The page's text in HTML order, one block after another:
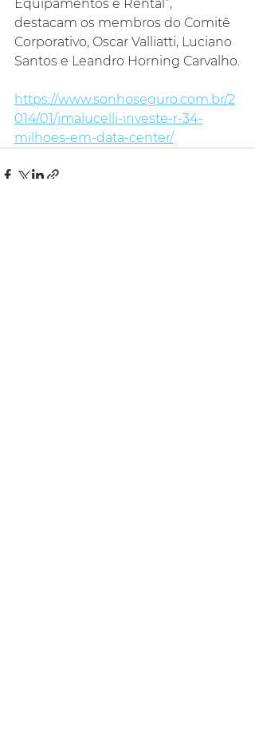
Equipamentos e Rental”,
destacam os membros do Comitê
Corporativo, Oscar Valliatti, Luciano
Santos e Leandro Horning Carvalho.
https://www.sonhoseguro.com.br/2
014/01/jmalucelli-investe-r-34-
milhoes-em-data-center/